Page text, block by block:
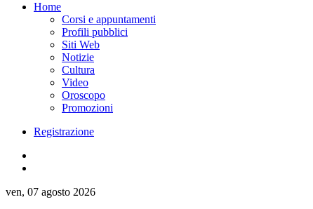
Home
Corsi e appuntamenti
Profili pubblici
Siti Web
Notizie
Cultura
Video
Oroscopo
Promozioni
Registrazione
ven, 07 agosto 2026